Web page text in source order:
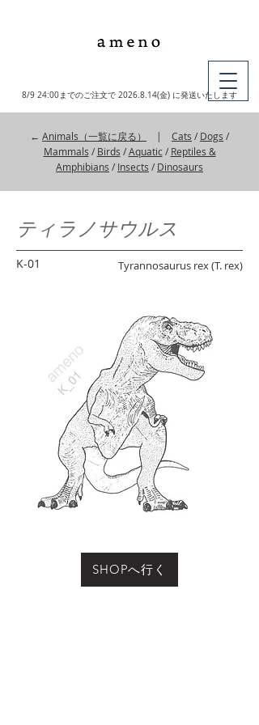
8/9 24:00までのご注文で 2026.8.14(金) に発送いたします
← Animals（一覧に戻る） | Cats / Dogs /
Mammals / Birds /Aquatic/ Reptiles &
Amphibians / Insects / Dinosaurs
ティラノサウルス
K-01 Tyrannosaurus rex (T. rex)
SHOPへ行く